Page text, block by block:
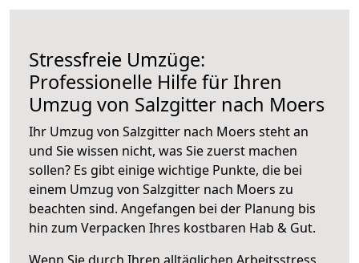
Stressfreie Umzüge:
Professionelle Hilfe für Ihren
Umzug von Salzgitter nach Moers
Ihr Umzug von Salzgitter nach Moers steht an
und Sie wissen nicht, was Sie zuerst machen
sollen? Es gibt einige wichtige Punkte, die bei
einem Umzug von Salzgitter nach Moers zu
beachten sind. Angefangen bei der Planung bis
hin zum Verpacken Ihres kostbaren Hab & Gut.